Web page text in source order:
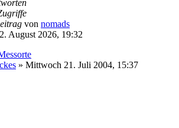
von nomads
August 2026, 19:32
» Mittwoch 21. Juli 2004, 15:37